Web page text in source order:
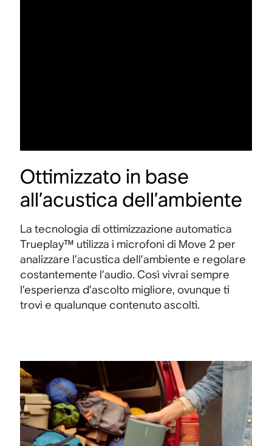
Ottimizzato in base
all’acustica dell’ambiente
La tecnologia di ottimizzazione automatica
Trueplay™ utilizza i microfoni di Move 2 per
analizzare l’acustica dell’ambiente e regolare
costantemente l’audio. Così vivrai sempre
l’esperienza d’ascolto migliore, ovunque ti
trovi e qualunque contenuto ascolti.